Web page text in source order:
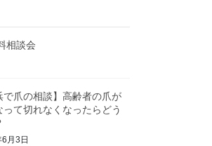
相談会
で爪の相談】高齢者の爪が
って切れなくなったらどう
月3日